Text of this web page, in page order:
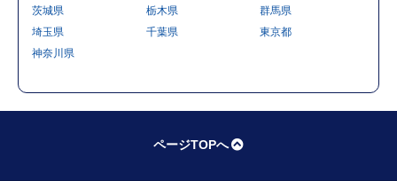
茨城県 栃木県
群馬県
埼玉県
千葉県
東京都
神奈川県
ページTOPへ